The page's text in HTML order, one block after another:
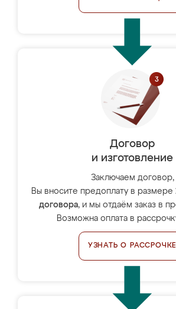
Договор
и изготовление
Заключаем договор,
Вы вносите предоплату в размере
договора, и мы отдаём заказ в
Возможна оплата в
УЗНАТЬ О РАССРОЧКЕ